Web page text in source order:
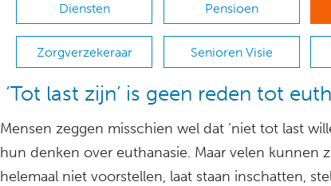
Diensten Pensioen
Zorgverzekeraar Senioren Visie
‘Tot last zijn’ is geen reden tot
Mensen zeggen misschien wel dat ‘niet tot last
hun denken over euthanasie. Maar velen kunnen
helemaal niet voorstellen, laat staan inschatten,